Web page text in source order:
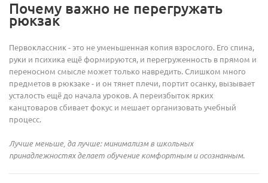
Почему важно не перегружать
рюкзак
Первоклассник - это не уменьшенная копия взрослого. Его спина,
руки и психика ещё формируются, и перегруженность в прямом и
переносном смысле может только навредить. Слишком много
предметов в рюкзаке - и он тянет плечи, портит осанку, вызывает
усталость ещё до начала уроков. А переизбыток ярких
канцтоваров сбивает фокус и мешает организовать учебный
процесс.
Лучше меньше, да лучше: минимализм в школьных
принадлежностях делает обучение комфортным и осознанным.